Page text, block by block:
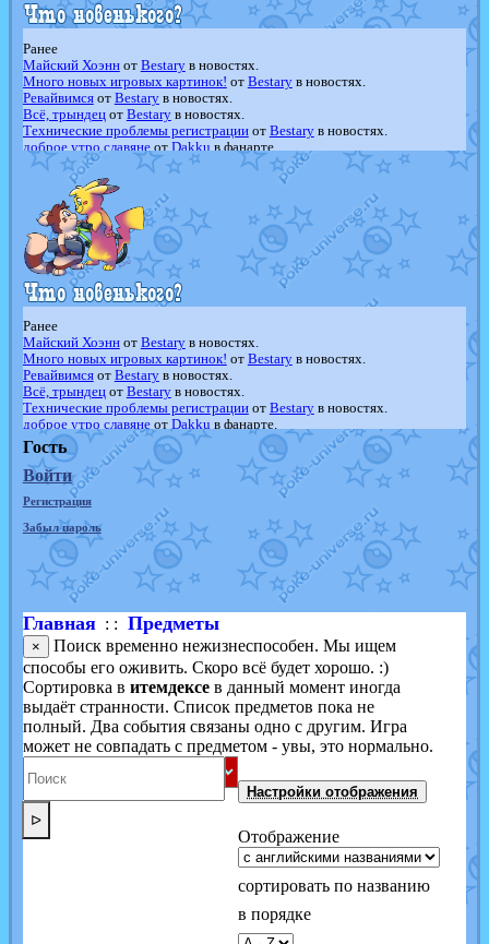
Ранее
Майский Хоэннот Bestaryв новостях.
Много новых игровых картинок! от Bestaryв новостях.
Ревайвимсяот Bestaryв новостях.
Всё, трындецот Bestaryв новостях.
Технические проблемы регистрацииот Bestaryв новостях.
доброе утро славянеот Dakku в фанарте.
Йолда и Мимикью отMavisNyanCatв фанарте.
Недовольный котомангуст
в фанарте.
The Dark Wishmaker
отRandomon
шадоу спиритомботilovearceus
в фанарте.
траббишотilovearceusв фанарте.
Raging BoltотGraceDaFox
в фанарте.
Shadow mismagiusотJOK_julia
в фанарте.
художникот vicavicaв фанарте.
Ранее
Майский Хоэннот Bestaryв новостях.
Много новых игровых картинок! от Bestaryв новостях.
Ревайвимсяот Bestaryв новостях.
Всё, трындецот Bestaryв новостях.
Технические проблемы регистрацииот Bestaryв новостях.
доброе утро славянеот Dakku в фанарте.
Йолда и МимикьюотMavisNyanCat
в фанарте.
Недовольный котомангуст
Randomonв фанарте.
The Dark Wishmaker от Randomon
в фанарте.
шадоу спиритомб
отilovearceus
в фанарте.
траббишот ilovearceusв фанарте.
Raging Boltот GraceDaFox в фанарте.
Shadow mismagiusот JOK_julia
в фанарте.
художник
vicavica в фанарте.
Гость
Войти
Регистрация
Забыл пароль
Главная: : Предметы
×
Поиск временно нежизнеспособен. Мы ищем
способы его оживить. Скоро всё будет хорошо. :)
Сортировка в итемдексев данный момент иногда
выдаёт странности. Список предметов пока не
полный. Два события связаны одно с другим. Игра
может не совпадать с предметом - увы, это нормально.
ᐅ
Настройки отображения
Отображение
сортировать по названию
в порядке